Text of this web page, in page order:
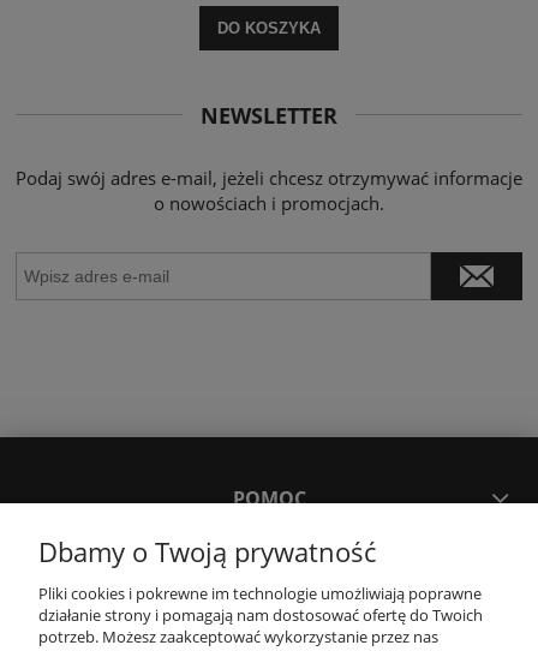
DO KOSZYKA
NEWSLETTER
Podaj swój adres e-mail, jeżeli chcesz otrzymywać informacje
o nowościach i promocjach.
POMOC
MOJE KONTO
Dbamy o Twoją prywatność
Pliki cookies i pokrewne im technologie umożliwiają poprawne
działanie strony i pomagają nam dostosować ofertę do Twoich
potrzeb. Możesz zaakceptować wykorzystanie przez nas